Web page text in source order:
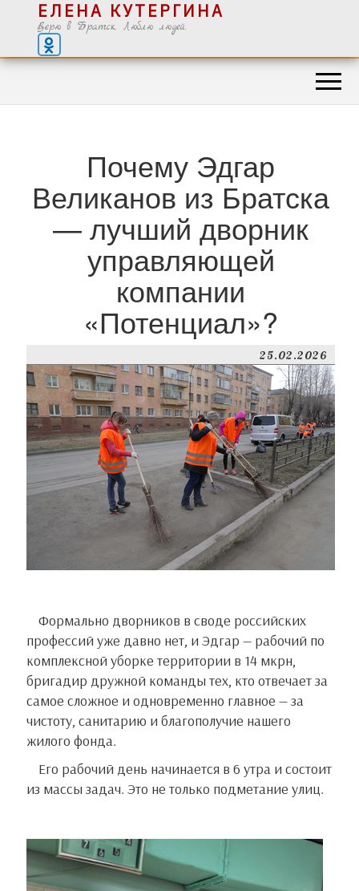
ЕЛЕНА КУТЕРГИНА
Верю в Братск. Люблю людей.
Почему Эдгар
Великанов из Братска
— лучший дворник
управляющей
компании
«Потенциал»?
25.02.2026
Формально дворников в своде российских
профессий уже давно нет, и Эдгар — рабочий по
комплексной уборке территории в 14 мкрн,
бригадир дружной команды тех, кто отвечает за
самое сложное и одновременно главное — за
чистоту, санитарию и благополучие нашего
жилого фонда.
Его рабочий день начинается в 6 утра и состоит
из массы задач. Это не только подметание улиц.